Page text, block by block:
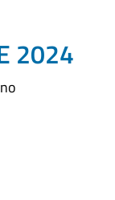
2024